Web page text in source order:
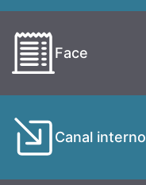
Face
Canal